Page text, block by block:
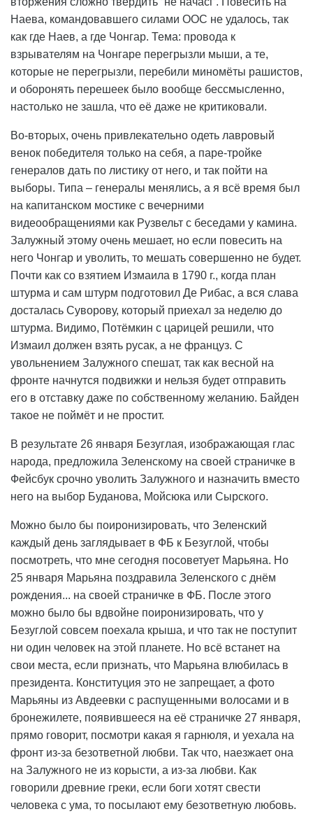
Наева, командовавшего силами ООС не удалось, так
как где Наев, а где Чонгар. Тема: провода к
взрывателям на Чонгаре перегрызли мыши, а те,
которые не перегрызли, перебили миномёты рашистов,
и оборонять перешеек было вообще бессмысленно,
настолько не зашла, что её даже не критиковали.
Во-вторых, очень привлекательно одеть лавровый
венок победителя только на себя, а паре-тройке
генералов дать по листику от него, и так пойти на
выборы. Типа – генералы менялись, а я всё время был
на капитанском мостике с вечерними
видеообращениями как Рузвельт с беседами у камина.
Залужный этому очень мешает, но если повесить на
него Чонгар и уволить, то мешать совершенно не будет.
Почти как со взятием Измаила в 1790 г., когда план
штурма и сам штурм подготовил Де Рибас, а вся слава
досталась Суворову, который приехал за неделю до
штурма. Видимо, Потёмкин с царицей решили, что
Измаил должен взять русак, а не француз. С
увольнением Залужного спешат, так как весной на
фронте начнутся подвижки и нельзя будет отправить
его в отставку даже по собственному желанию. Байден
такое не поймёт и не простит.
В результате 26 января Безуглая, изображающая глас
народа, предложила Зеленскому на своей страничке в
Фейсбук срочно уволить Залужного и назначить вместо
него на выбор Буданова, Мойсюка или Сырского.
Можно было бы поиронизировать, что Зеленский
каждый день заглядывает в ФБ к Безуглой, чтобы
посмотреть, что мне сегодня посоветует Марьяна. Но
25 января Марьяна поздравила Зеленского с днём
рождения... на своей страничке в ФБ. После этого
можно было бы вдвойне поиронизировать, что у
Безуглой совсем поехала крыша, и что так не поступит
ни один человек на этой планете. Но всё встанет на
свои места, если признать, что Марьяна влюбилась в
президента. Конституция это не запрещает, а фото
Марьяны из Авдеевки с распущенными волосами и в
бронежилете, появившееся на её страничке 27 января,
прямо говорит, посмотри какая я гарнюля, и уехала на
фронт из-за безответной любви. Так что, наезжает она
на Залужного не из корысти, а из-за любви. Как
говорили древние греки, если боги хотят свести
человека с ума, то посылают ему безответную любовь.